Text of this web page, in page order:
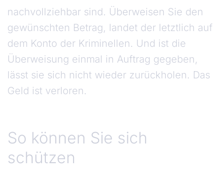
nachvollziehbar sind. Überweisen Sie den
gewünschten Betrag, landet der letztlich auf
dem Konto der Kriminellen. Und ist die
Überweisung einmal in Auftrag gegeben,
lässt sie sich nicht wieder zurückholen. Das
Geld ist verloren.
So können Sie sich
schützen